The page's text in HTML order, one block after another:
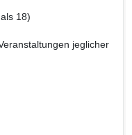
18)
jeglicher